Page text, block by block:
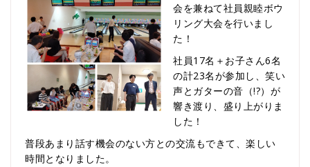
会を兼ねて社員親睦ボウ
リング大会を行いまし
た！
社員17名＋お子さん6名
の計23名が参加し、笑い
声とガターの音（!?）が
響き渡り、盛り上がりま
した！
普段あまり話す機会のない方との交流もできて、楽しい
時間となりました。